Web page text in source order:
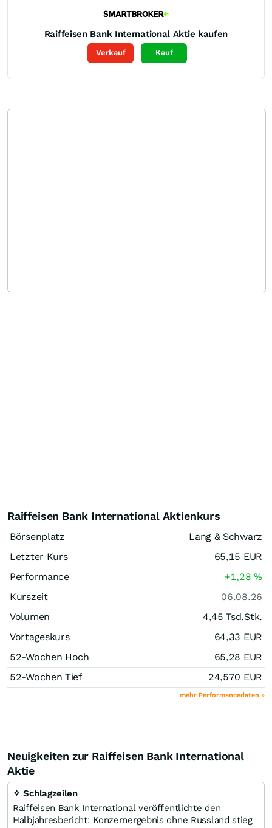
Raiffeisen Bank International Aktie kaufen
Verkauf Kauf
Raiffeisen Bank International Aktienkurs
Börsenplatz
Lang & Schwarz
Letzter Kurs
65,15 EUR
Performance
+1,28%
Kurszeit
06.08.26
Volumen
4,45 Tsd.Stk.
Vortageskurs
64,33 EUR
52-Wochen Hoch
65,28 EUR
52-Wochen Tief
24,570 EUR
mehr Performancedaten »
Neuigkeiten zur Raiffeisen Bank International
Aktie
✧ Schlagzeilen
Raiffeisen Bank International veröffentlichte den
Halbjahresbericht: Konzernergebnis ohne Russland stieg